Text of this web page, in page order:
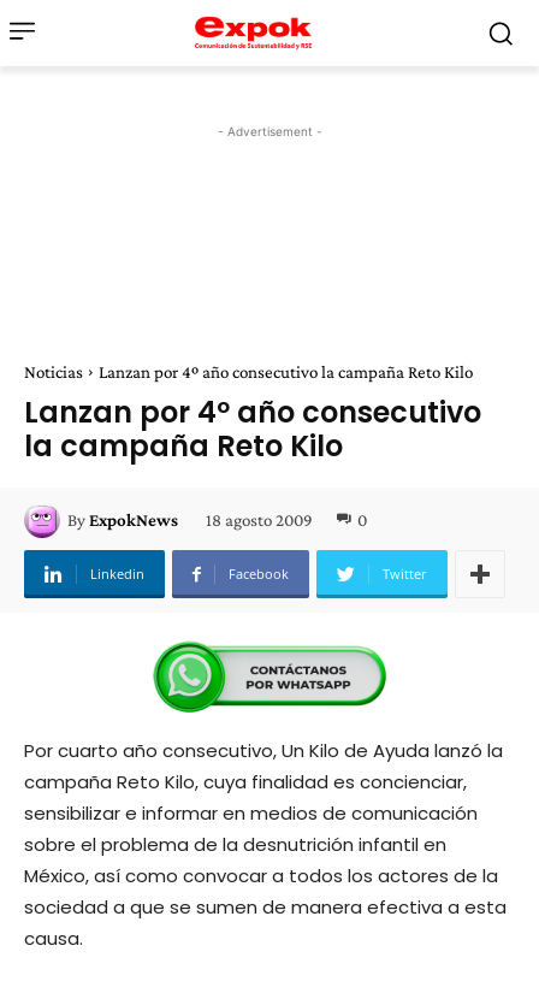
- Advertisement -
Noticias Lanzan por 4º año consecutivo la campaña Reto Kilo
Lanzan por 4º año consecutivo
la campaña Reto Kilo
ByExpokNews 18 agosto 2009 0
Linkedin Facebook Twitter
Por cuarto año consecutivo, Un Kilo de Ayuda lanzó la
campaña Reto Kilo, cuya finalidad es concienciar,
sensibilizar e informar en medios de comunicación
sobre el problema de la desnutrición infantil en
México, así como convocar a todos los actores de la
sociedad a que se sumen de manera efectiva a esta
causa.